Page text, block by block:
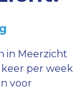
in Meerzicht
per week
voor